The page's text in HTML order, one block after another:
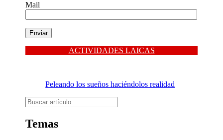
Mail
ACTIVIDADES LAICAS
Peleando los sueños haciéndolos realidad
Buscar
Temas